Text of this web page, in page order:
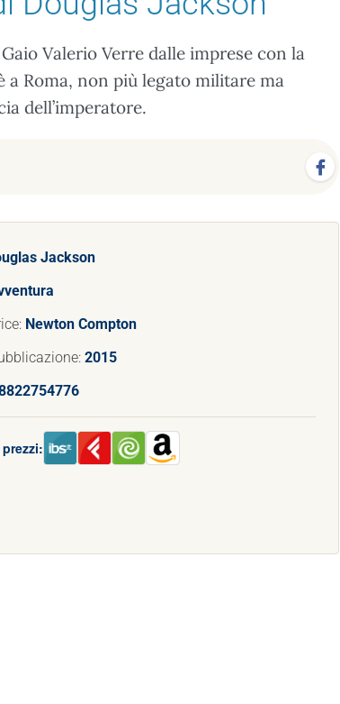
Valerio Verre dalle imprese con la
Roma, non più legato militare ma
dell’imperatore.
Jackson
Newton Compton
2015